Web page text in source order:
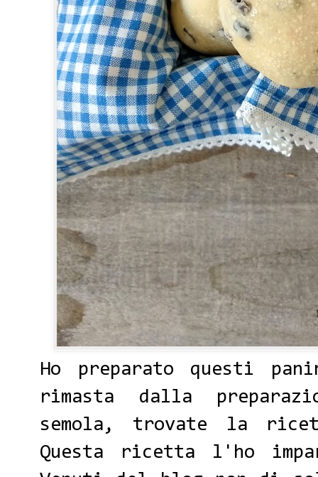
Ho preparato questi
rimasta dalla
semola, trovate la
Questa ricetta l'ho